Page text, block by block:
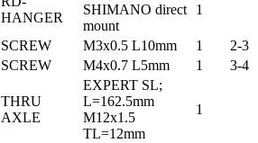
HANGER
SHIMANO direct
mount
1
SCREW M3x0.5 L10mm 1
2-3
SCREW M4x0.7 L5mm 1 3-4
THRU
AXLE
EXPERT SL;
L=162.5mm
M12x1.5
TL=12mm
1